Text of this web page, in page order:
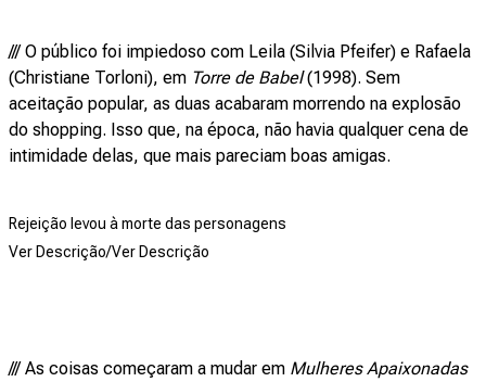
/// O público foi impiedoso com Leila (Silvia Pfeifer) e Rafaela
(Christiane Torloni), em Torre de Babel(1998). Sem
aceitação popular, as duas acabaram morrendo na explosão
do shopping. Isso que, na época, não havia qualquer cena de
intimidade delas, que mais pareciam boas amigas.
Rejeição levou à morte das personagens
Ver Descrição/Ver Descrição
/// As coisas começaram a mudar em Mulheres Apaixonadas